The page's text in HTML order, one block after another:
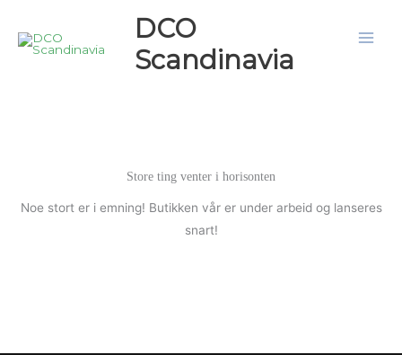
rett
DCO
Scandinavia
Store ting venter i horisonten
Noe stort er i emning! Butikken vår er under arbeid og lanseres
snart!